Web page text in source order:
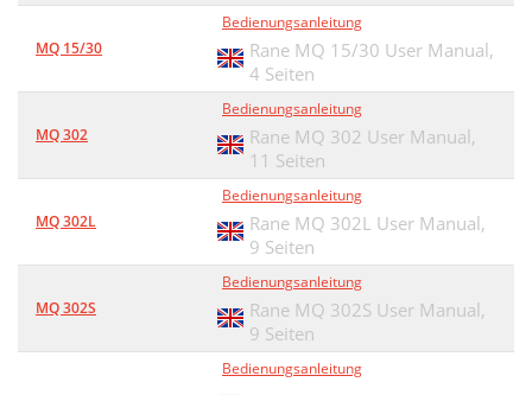
MQ 15/30
Bedienungsanleitung
Rane MQ 15/30 User Manual,
4 Seiten
MQ 302
Bedienungsanleitung
Rane MQ 302 User Manual,
11 Seiten
MQ 302L
Bedienungsanleitung
Rane MQ 302L User Manual,
9 Seiten
MQ 302S
Bedienungsanleitung
Rane MQ 302S User Manual,
9 Seiten
Bedienungsanleitung